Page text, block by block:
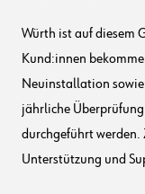
Würth ist auf diesem
Kund:innen
Neuinstallation
jährliche
durchgeführt werden.
Unterstützung und